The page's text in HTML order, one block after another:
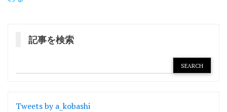
ョ
記事を検索
Tweets by a_kobashi